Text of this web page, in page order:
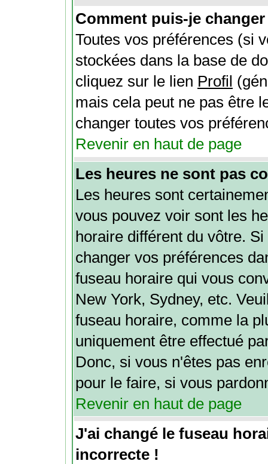
Comment puis-je
Toutes vos préférences (si
stockées dans la base de
cliquez sur le lien Profil
mais cela peut ne pas être
changer toutes vos
Revenir en haut de page
Les heures ne sont pas
Les heures sont
vous pouvez voir sont les
horaire différent du vôtre.
changer vos préférences
fuseau horaire qui vous
New York, Sydney, etc.
fuseau horaire, comme la
uniquement être effectué
Donc, si vous n'êtes pas
pour le faire, si vous
Revenir en haut de page
J'ai changé le fuseau
incorrecte !